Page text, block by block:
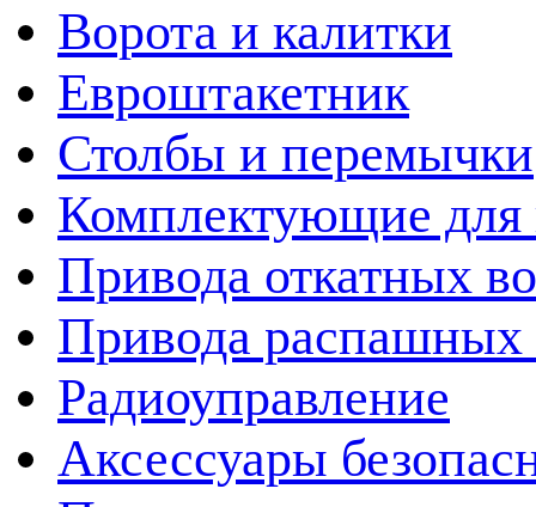
Ворота и калитки
Евроштакетник
Столбы и перемычки
Комплектующие для
Привода откатных
Привода распашных
Радиоуправление
Аксессуары